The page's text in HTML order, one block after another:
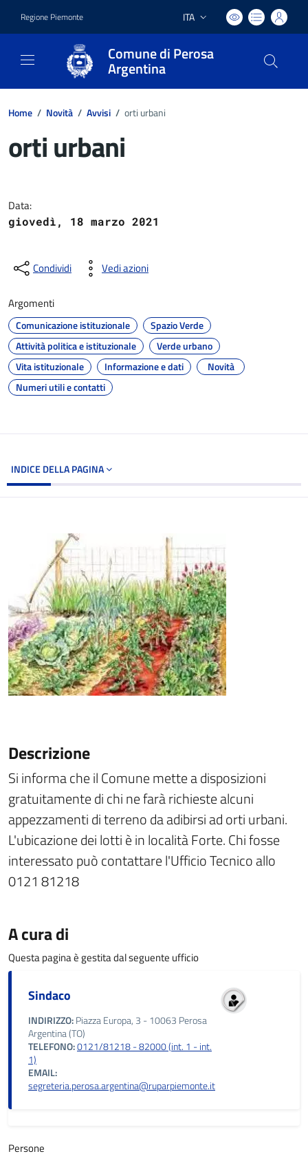
Regione Piemonte Lingua attiva:
ITA
Comune di Perosa
Argentina
Home / Novità / Avvisi / orti urbani
orti urbani
Data:
giovedì, 18 marzo 2021
Condividi Vedi azioni
Argomenti
Comunicazione istituzionale
Spazio Verde
Attività politica e istituzionale
Verde urbano
Vita istituzionale
Informazione e dati
Novità
Numeri utili e contatti
INDICE DELLA PAGINA
Descrizione
Si informa che il Comune mette a disposizioni
gratuitamente di chi ne farà richieste alcuni
appezzamenti di terreno da adibirsi ad orti urbani.
L'ubicazione dei lotti è in località Forte. Chi fosse
interessato può contattare l'Ufficio Tecnico allo
0121 81218
A cura di
Questa pagina è gestita dal seguente ufficio
Sindaco
INDIRIZZO:Piazza Europa, 3 - 10063 Perosa
Argentina (TO)
TELEFONO:0121/81218 - 82000 (int. 1 - int.
1)
EMAIL:
segreteria.perosa.argentina@ruparpiemonte.it
Persone